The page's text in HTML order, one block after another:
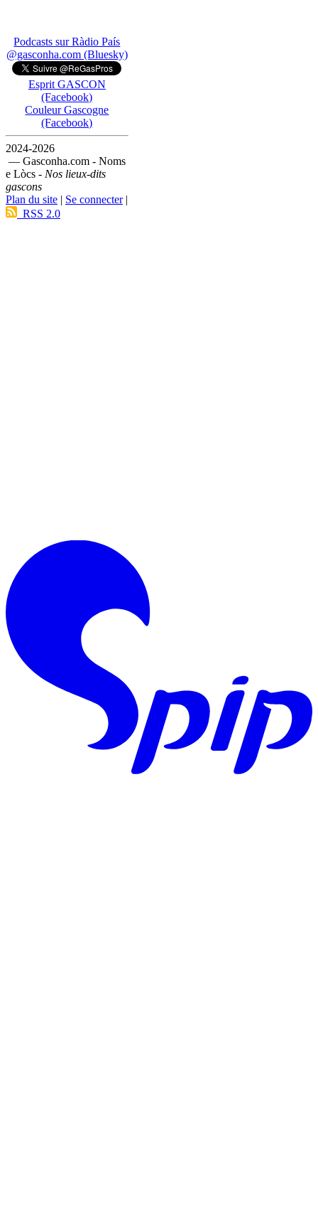
Podcasts sur Ràdio País
@gasconha.com (Bluesky)
Esprit GASCON
(Facebook)
Couleur Gascogne
(Facebook)
2024-2026
— Gasconha.com - Noms
e Lòcs - Nos lieux-dits
gascons
Plan du site | Se connecter|
RSS 2.0